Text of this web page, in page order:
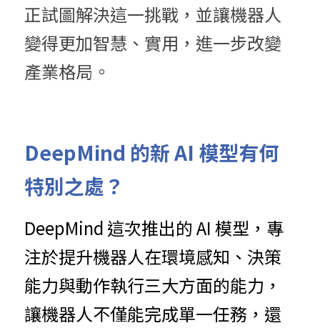
正試圖解決這一挑戰，並讓機器人
變得更加智慧、實用，進一步改變
產業格局。
DeepMind 的新 AI 模型有何
特別之處？
DeepMind 這次推出的 AI 模型，專
注於提升機器人在環境感知、決策
能力與動作執行三大方面的能力，
讓機器人不僅能完成單一任務，還